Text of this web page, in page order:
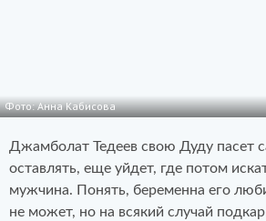
Фото: Анна Кабисова
Джамболат Тедеев свою Дуду пасет
оставлять, еще уйдет, где потом
мужчина. Понять, беременна его
не может, но на всякий случай